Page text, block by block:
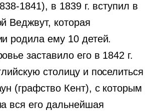
1841), в 1839 г. вступил в
Веджвут, которая
родила ему 10 детей.
заставило его в 1842 г.
столицу и поселиться
(графство Кент), с которым
вся его дальнейшая